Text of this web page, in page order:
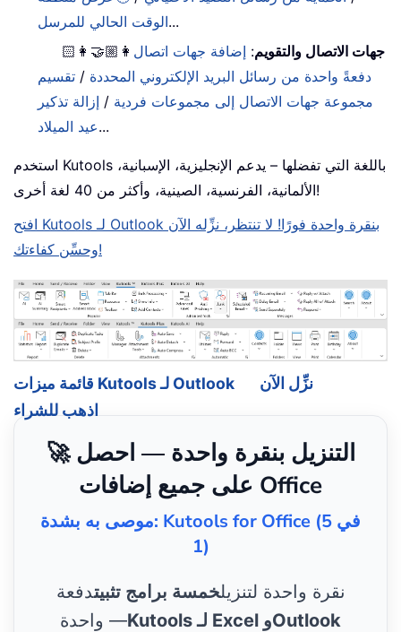
الوقت الحالي للمرسل...
👩🏼‍🤝‍👩🏻
جهات الاتصال والتقويم: إضافة جهات اتصال
دفعةً واحدة من رسائل البريد الإلكتروني المحددة / تقسيم
مجموعة جهات الاتصال إلى مجموعات فردية / إزالة تذكير
عيد الميلاد...
استخدم Kutools باللغة التي تفضلها – يدعم الإنجليزية، الإسبانية،
الألمانية، الفرنسية، الصينية، وأكثر من 40 لغة أخرى!
افتح Kutools لـ Outlook بنقرة واحدة فورًا! لا تنتظر، نزِّله الآن
وحسِّن كفاءتك!
قائمة ميزات Kutools لـ Outlook
نزِّل الآن
اذهب للشراء
🚀 التنزيل بنقرة واحدة — احصل
على جميع إضافات Office
موصى به بشدة: Kutools for Office (5 في
1)
نقرة واحدة لتنزيلخمسة برامج تثبيتدفعة
واحدة —Kutools لـ Excel وOutlook